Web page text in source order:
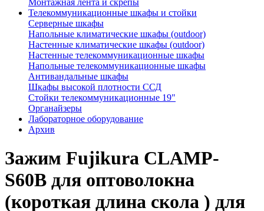
Телекоммуникационные шкафы и стойки
Серверные шкафы
Напольные климатические шкафы (outdoor)
Настенные климатические шкафы (outdoor)
Настенные телекоммуникационные шкафы
Напольные телекоммуникационные шкафы
Антивандальные шкафы
Шкафы высокой плотности ССД
Стойки телекоммуникационные 19"
Органайзеры
Лабораторное оборудование
Архив
Зажим Fujikura CLAMP-
S60B для оптоволокна
(короткая длина скола ) для